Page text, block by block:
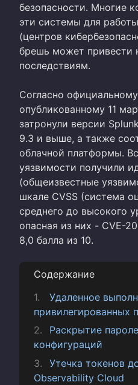
безопасности. Многие
эти системы для
(центров
брешь может привести
последствиям.
Согласно
опубликованному 11
затронули версии
9.3 и выше, а также
облачной платформы.
уязвимости получили
(общеизвестные
шкале CVSS (система
среднего до высокого
опасная из них - CVE-
8,0 балла из 10.
Содержание
Удаленное
привилегированных
Раскрытие
конфигураций
Утечка токенов
Observability Cloud